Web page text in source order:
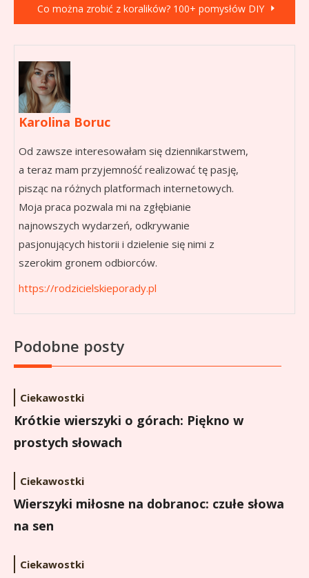
Co można zrobić z koralików? 100+ pomysłów DIY
Karolina Boruc
Od zawsze interesowałam się dziennikarstwem,
a teraz mam przyjemność realizować tę pasję,
pisząc na różnych platformach internetowych.
Moja praca pozwala mi na zgłębianie
najnowszych wydarzeń, odkrywanie
pasjonujących historii i dzielenie się nimi z
szerokim gronem odbiorców.
https://rodzicielskieporady.pl
Podobne posty
Ciekawostki
Krótkie wierszyki o górach: Piękno w
prostych słowach
Ciekawostki
Wierszyki miłosne na dobranoc: czułe słowa
na sen
Ciekawostki